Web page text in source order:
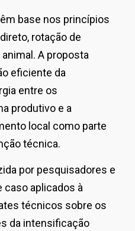
base nos princípios
rotação de
A proposta
eficiente da
entre os
produtivo e a
local como parte
técnica.
por pesquisadores e
aplicados à
técnicos sobre os
da intensificação